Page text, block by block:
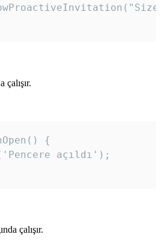
çalışır.
{
açıldı');
çalışır.